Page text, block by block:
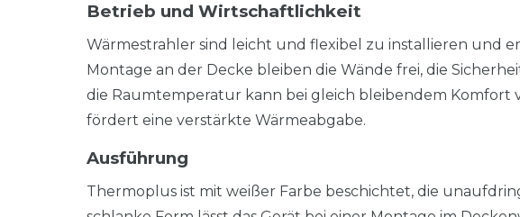
Betrieb und Wirtschaftlichkeit
Wärmestrahler sind leicht und flexibel zu installieren und
Montage an der Decke bleiben die Wände frei, die
die Raumtemperatur kann bei gleich bleibendem
fördert eine verstärkte Wärmeabgabe.
Ausführung
Thermoplus ist mit weißer Farbe beschichtet, die